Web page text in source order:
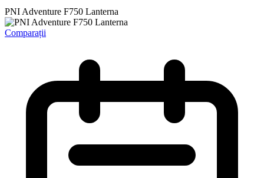
PNI Adventure F750 Lanterna
Comparații